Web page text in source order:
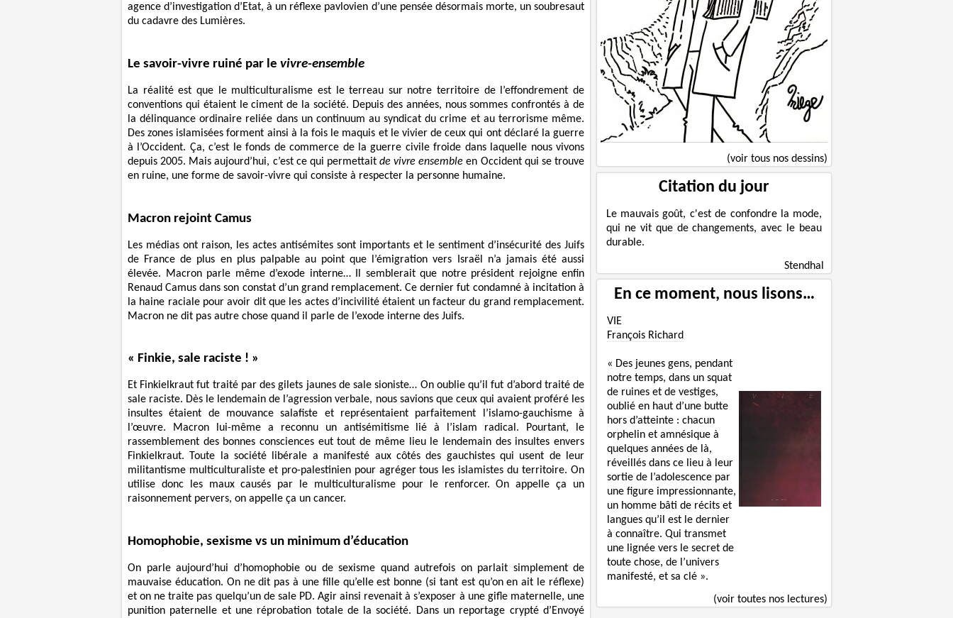
agence d’investigation d’Etat, à un réflexe pavlovien d’une pensée désormais morte, un soubresaut
du cadavre des Lumières.
Le savoir-vivre ruiné par le vivre-ensemble
La réalité est que le multiculturalisme est le terreau sur notre territoire de l’effondrement de
conventions qui étaient le ciment de la société. Depuis des années, nous sommes confrontés à de
la délinquance ordinaire reliée dans un continuum au syndicat du crime et au terrorisme même.
Des zones islamisées forment ainsi à la fois le maquis et le vivier de ceux qui ont déclaré la guerre
à l’Occident. Ça, c’est le fonds de commerce de la guerre civile froide dans laquelle nous vivons
depuis 2005. Mais aujourd’hui, c’est ce qui permettaitde vivre ensemble en Occident qui se trouve
en ruine, une forme de savoir-vivre qui consiste à respecter la personne humaine.
Macron rejoint Camus
Les médias ont raison, les actes antisémites sont importants et le sentiment d’insécurité des Juifs
de France de plus en plus palpable au point que l’émigration vers Israël n’a jamais été aussi
élevée. Macron parle même d’exode interne… Il semblerait que notre président rejoigne enfin
Renaud Camus dans son constat d’un grand remplacement. Ce dernier fut condamné à incitation à
la haine raciale pour avoir dit que les actes d’incivilité étaient un facteur du grand remplacement.
Macron ne dit pas autre chose quand il parle de l’exode interne des Juifs.
« Finkie, sale raciste ! »
Et Finkielkraut fut traité par des gilets jaunes de sale sioniste… On oublie qu’il fut d’abord traité de
sale raciste. Dès le lendemain de l’agression verbale, nous savions que ceux qui avaient proféré les
insultes étaient de mouvance salafiste et représentaient parfaitement l’islamo-gauchisme à
l’œuvre. Macron lui-même a reconnu un antisémitisme lié à l’islam radical. Pourtant, le
rassemblement des bonnes consciences eut tout de même lieu le lendemain des insultes envers
Finkielkraut. Toute la société libérale a manifesté aux côtés des gauchistes qui usent de leur
militantisme multiculturaliste et pro-palestinien pour agréger tous les islamistes du territoire. On
utilise donc les maux causés par le multiculturalisme pour le renforcer. On appelle ça un
raisonnement pervers, on appelle ça un cancer.
Homophobie, sexisme vs un minimum d’éducation
On parle aujourd’hui d’homophobie ou de sexisme quand autrefois on parlait simplement de
mauvaise éducation. On ne dit pas à une fille qu’elle est bonne (si tant est qu’on en ait le réflexe)
et on ne traite pas quelqu’un de sale PD. Agir ainsi revenait à s’exposer à une gifle maternelle, une
punition paternelle et une réprobation totale de la société. Dans un reportage crypté d’Envoyé
(voir tous nos dessins)
Citation du jour
Le mauvais goût, c'est de confondre la mode,
qui ne vit que de changements, avec le beau
durable.
Stendhal
En ce moment, nous lisons…
VIE
François Richard
« Des jeunes gens, pendant
notre temps, dans un squat
de ruines et de vestiges,
oublié en haut d’une butte
hors d’atteinte : chacun
orphelin et amnésique à
quelques années de là,
réveillés dans ce lieu à leur
sortie de l’adolescence par
une figure impressionnante,
un homme bâti de récits et
langues qu’il est le dernier
à connaître. Qui transmet
une lignée vers le secret de
toute chose, de l’univers
manifesté, et sa clé ».
(voir toutes nos lectures)